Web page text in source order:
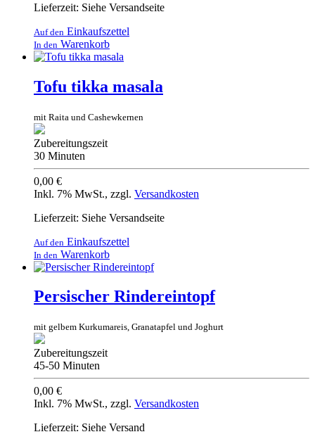
Lieferzeit: Siehe Versandseite
Auf den Einkaufszettel
In den Warenkorb
Tofu tikka masala
mit Raita und Cashewkernen
Zubereitungszeit
30 Minuten
0,00 €
Inkl. 7% MwSt., zzgl. Versandkosten
Lieferzeit: Siehe Versandseite
Auf den Einkaufszettel
In den Warenkorb
Persischer Rindereintopf
mit gelbem Kurkumareis, Granatapfel und Joghurt
Zubereitungszeit
45-50 Minuten
0,00 €
Inkl. 7% MwSt., zzgl. Versandkosten
Lieferzeit: Siehe Versand